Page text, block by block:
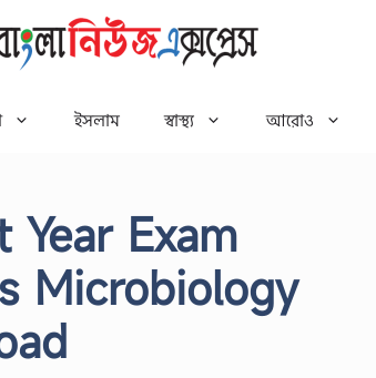
ইসলাম স্বাস্থ্য আরোও
Exam
Microbiology